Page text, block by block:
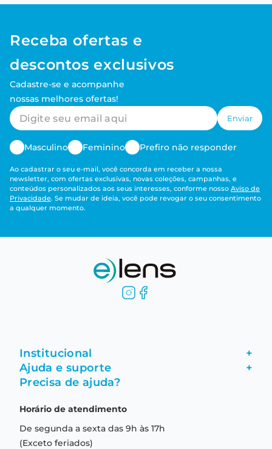
Receba ofertas e
descontos exclusivos
Cadastre-se e acompanhe
nossas melhores ofertas!
Enviar
Masculino Feminino Prefiro não responder
Ao cadastrar o seu e-mail, você concorda em receber a nossa
newsletter, com ofertas exclusivas, novas coleções, campanhas, e
conteúdos personalizados aos seus interesses, conforme nosso Aviso de
Privacidade. Se mudar de ideia, você pode revogar o seu consentimento
a qualquer momento.
Institucional +
Fale conosco
Formas de pagamento
Ajuda e suporte +
Garantia
Troca e devolução
Precisa de ajuda?
Horário de atendimento
De segunda a sexta das 9h às 17h
(Exceto feriados)